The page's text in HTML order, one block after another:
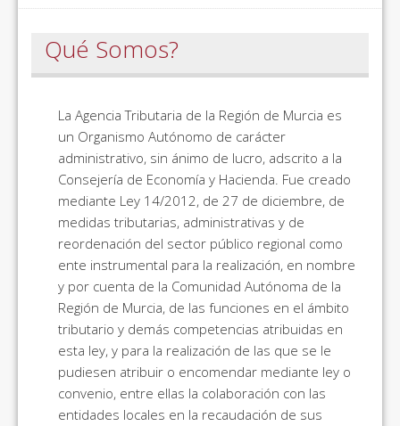
Qué Somos?
La Agencia Tributaria de la Región de Murcia es
un Organismo Autónomo de carácter
administrativo, sin ánimo de lucro, adscrito a la
Consejería de Economía y Hacienda. Fue creado
mediante Ley 14/2012, de 27 de diciembre, de
medidas tributarias, administrativas y de
reordenación del sector público regional como
ente instrumental para la realización, en nombre
y por cuenta de la Comunidad Autónoma de la
Región de Murcia, de las funciones en el ámbito
tributario y demás competencias atribuidas en
esta ley, y para la realización de las que se le
pudiesen atribuir o encomendar mediante ley o
convenio, entre ellas la colaboración con las
entidades locales en la recaudación de sus